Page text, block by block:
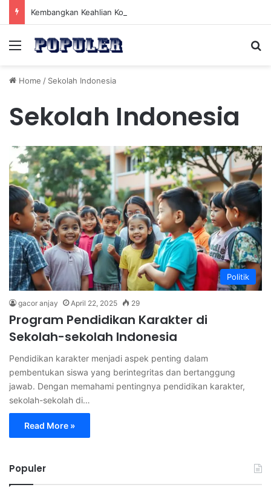
Menu
Home / Sekolah Indonesia
Sekolah Indonesia
Politik
gacor anjay April 22, 2025 29
Program Pendidikan Karakter di
Sekolah-sekolah Indonesia
Pendidikan karakter menjadi aspek penting dalam
pembentukan siswa yang berintegritas dan bertanggung
jawab. Dengan memahami pentingnya pendidikan karakter,
sekolah-sekolah di…
Read More »
Populer